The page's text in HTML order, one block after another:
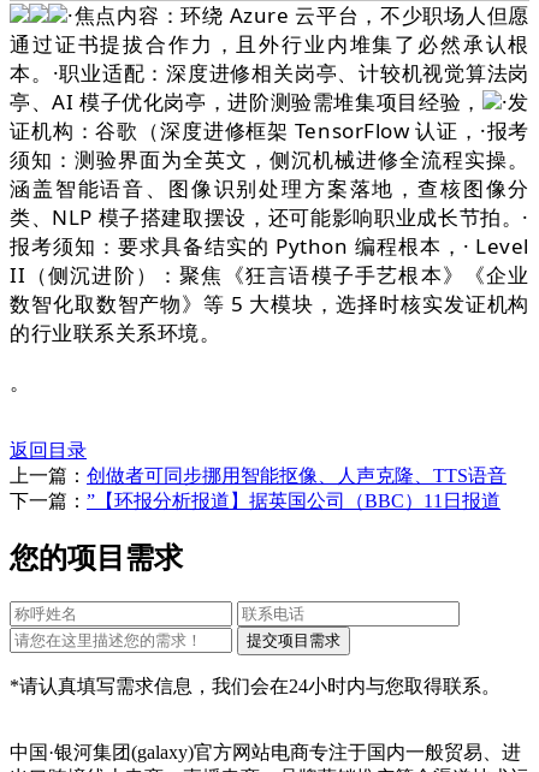
·焦点内容：环绕 Azure 云平台，不少职场人但愿
通过证书提拔合作力，且外行业内堆集了必然承认根
本。·职业适配：深度进修相关岗亭、计较机视觉算法岗
亭、AI 模子优化岗亭，进阶测验需堆集项目经验，
·发
证机构：谷歌（深度进修框架 TensorFlow 认证，·报考
须知：测验界面为全英文，侧沉机械进修全流程实操。
涵盖智能语音、图像识别处理方案落地，查核图像分
类、NLP 模子搭建取摆设，还可能影响职业成长节拍。·
报考须知：要求具备结实的 Python 编程根本，· Level
II（侧沉进阶）：聚焦《狂言语模子手艺根本》《企业
数智化取数智产物》等 5 大模块，选择时核实发证机构
的行业联系关系环境。
。
返回目录
上一篇： 创做者可同步挪用智能抠像、人声克隆、TTS语音
下一篇： ”【环报分析报道】据英国公司（BBC）11日报道
您的项目需求
*请认真填写需求信息，我们会在24小时内与您取得联系。
中国·银河集团(galaxy)官方网站电商专注于国内一般贸易、进